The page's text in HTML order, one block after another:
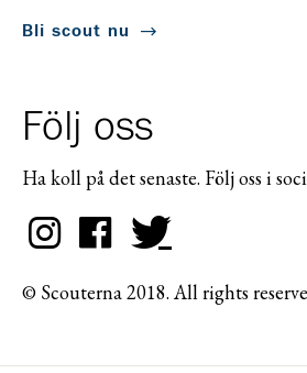
Bli scout nu
Följ oss
Ha koll på det senaste. Följ oss i
© Scouterna 2018. All rights